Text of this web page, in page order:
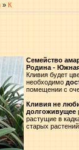
» К
Семейство
Родина -
Кливия будет
необходимо
помещении с
Кливия не
долгоживущее
растущие в
старых